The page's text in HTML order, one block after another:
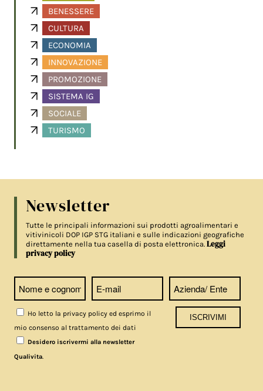
BENESSERE
CULTURA
ECONOMIA
INNOVAZIONE
PROMOZIONE
SISTEMA IG
SOCIALE
TURISMO
Newsletter
Tutte le principali informazioni sui prodotti agroalimentari e
vitivinicoli DOP IGP STG italiani e sulle indicazioni geografiche
direttamente nella tua casella di posta elettronica.Leggi
privacy policy
Ho letto la privacy policy ed esprimo il
mio consenso al trattamento dei dati
Desidero iscrivermi alla newsletter
Qualivita.